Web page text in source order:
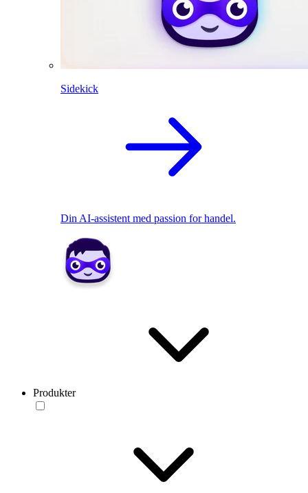
Sidekick
Din AI-assistent med passion for handel.
Produkter